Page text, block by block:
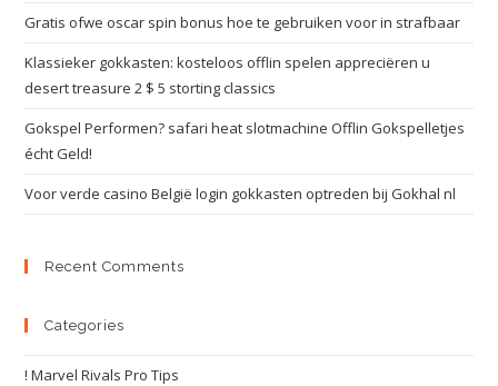
Gratis ofwe oscar spin bonus hoe te gebruiken voor in strafbaar
Klassieker gokkasten: kosteloos offlin spelen appreciëren u
desert treasure 2 $ 5 storting classics
Gokspel Performen? safari heat slotmachine Offlin Gokspelletjes
écht Geld!
Voor verde casino België login gokkasten optreden bij Gokhal nl
Recent Comments
Categories
! Marvel Rivals Pro Tips